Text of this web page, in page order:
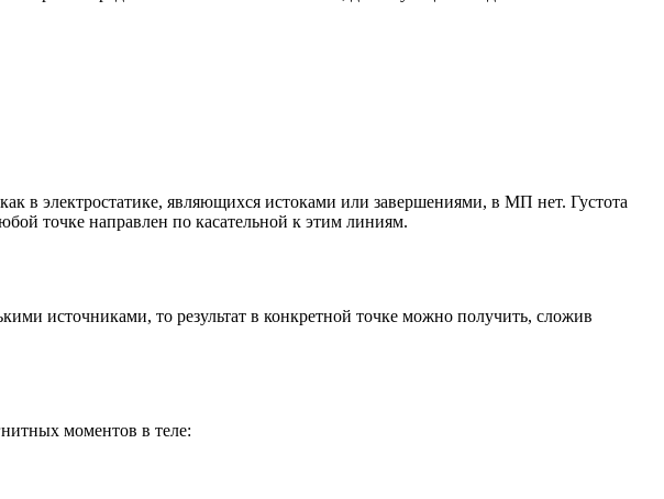
в электростатике, являющихся истоками или завершениями, в МП нет. Густота
точке направлен по касательной к этим линиям.
источниками, то результат в конкретной точке можно получить, сложив
моментов в теле: